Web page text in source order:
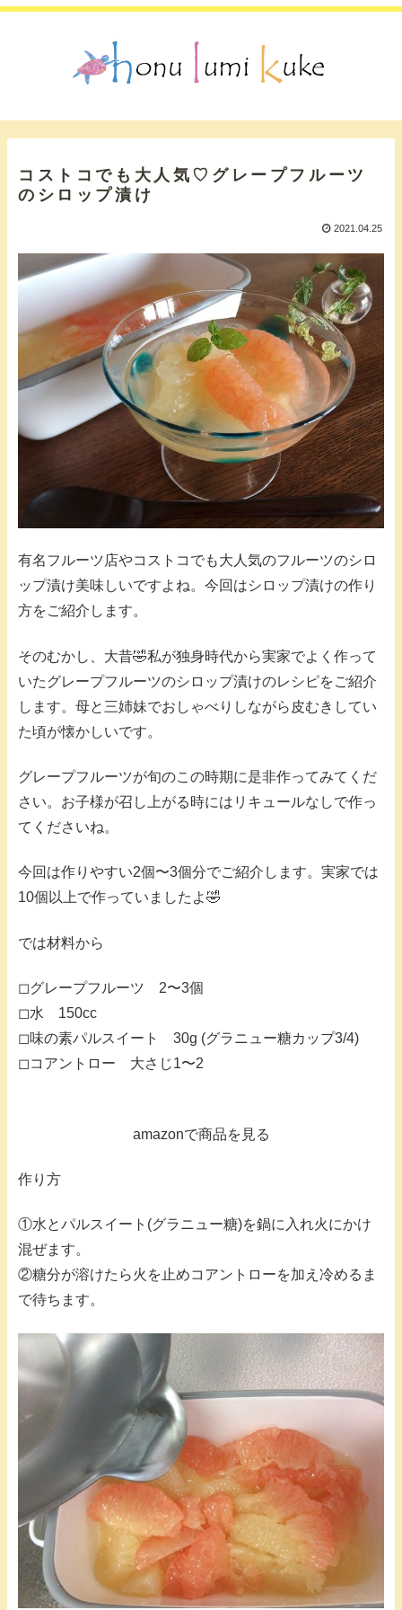
コストコでも大人気♡グレープフルーツ
のシロップ漬け
2021.04.25
有名フルーツ店やコストコでも大人気のフルーツのシロ
ップ漬け美味しいですよね。今回はシロップ漬けの作り
方をご紹介します。
そのむかし、大昔🤣私が独身時代から実家でよく作って
いたグレープフルーツのシロップ漬けのレシピをご紹介
します。母と三姉妹でおしゃべりしながら皮むきしてい
た頃が懐かしいです。
グレープフルーツが旬のこの時期に是非作ってみてくだ
さい。お子様が召し上がる時にはリキュールなしで作っ
てくださいね。
今回は作りやすい2個〜3個分でご紹介します。実家では
10個以上で作っていましたよ🤣
では材料から
◻︎グレープフルーツ 2〜3個
◻︎水 150cc
◻︎味の素パルスイート 30g (グラニュー糖カップ3/4)
◻︎コアントロー 大さじ1〜2
amazonで商品を見る
作り方
①水とパルスイート(グラニュー糖)を鍋に入れ火にかけ
混ぜます。
②糖分が溶けたら火を止めコアントローを加え冷めるま
で待ちます。